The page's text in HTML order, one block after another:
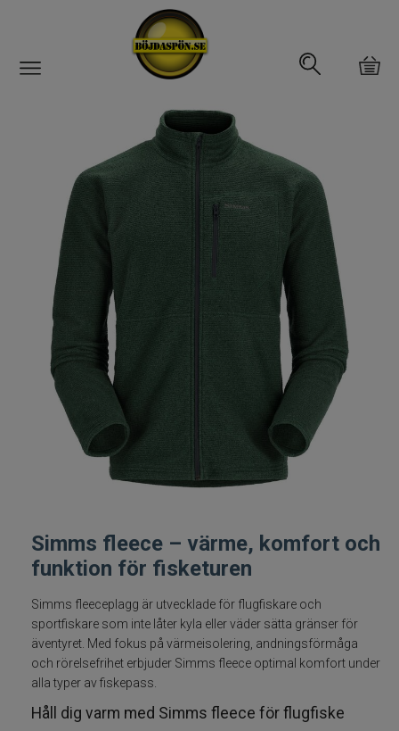
Abborrfemman
Interfiske
Fiskeset
Fiskedrag
Fiskelinor
Flugbindning
Flugfiske
Flugfiskeset
Flugfiskespön
Simms fleece – värme, komfort och
funktion för fisketuren
Simms fleeceplagg är utvecklade för flugfiskare och
sportfiskare som inte låter kyla eller väder sätta gränser för
äventyret. Med fokus på värmeisolering, andningsförmåga
och rörelsefrihet erbjuder Simms fleece optimal komfort under
alla typer av fiskepass.
Håll dig varm med Simms fleece för flugfiske